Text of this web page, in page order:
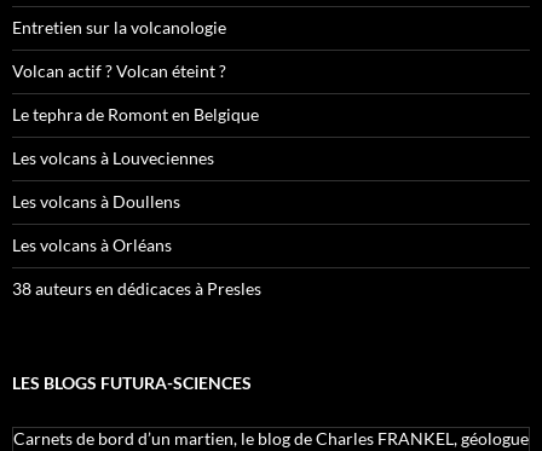
Entretien sur la volcanologie
Volcan actif ? Volcan éteint ?
Le tephra de Romont en Belgique
Les volcans à Louveciennes
Les volcans à Doullens
Les volcans à Orléans
38 auteurs en dédicaces à Presles
LES BLOGS FUTURA-SCIENCES
Carnets de bord d’un martien, le blog de Charles FRANKEL, géologue